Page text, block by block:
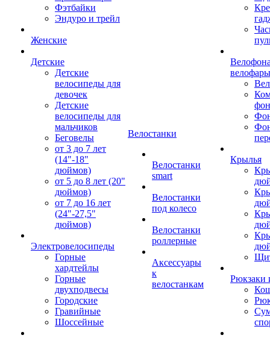
Фэтбайки
Эндуро и трейл
Женские
Детские
Детские
велосипеды для
девочек
Детские
велосипеды для
мальчиков
Беговелы
от 3 до 7 лет
(14"-18"
дюймов)
от 5 до 8 лет (20"
дюймов)
от 7 до 16 лет
(24"-27,5"
дюймов)
Электровелосипеды
Горные
хардтейлы
Горные
двухподвесы
Городские
Гравийные
Шоссейные
Велостанки
Велостанки
smart
Велостанки
под колесо
Велостанки
роллерные
Аксессуары
к
велостанкам
велофары
Крылья
Рюкзаки